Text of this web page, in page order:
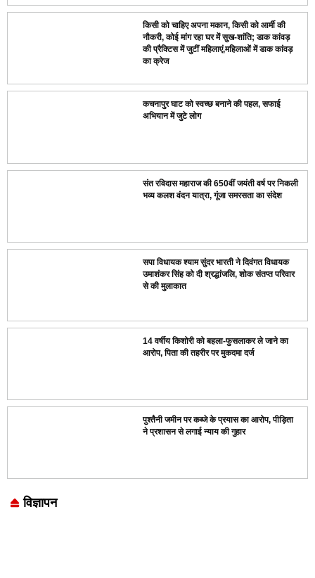
किसी को चाहिए अपना मकान, किसी को आर्मी की
नौकरी, कोई मांग रहा घर में सुख-शांति; डाक कांवड़
की प्रैक्टिस में जुटीं महिलाएं,महिलाओं में डाक कांवड़
का क्रेज
कचनापुर घाट को स्वच्छ बनाने की पहल, सफाई
अभियान में जुटे लोग
संत रविदास महाराज की 650वीं जयंती वर्ष पर निकली
भव्य कलश वंदन यात्रा, गूंजा समरसता का संदेश
सपा विधायक श्याम सुंदर भारती ने दिवंगत विधायक
उमाशंकर सिंह को दी श्रद्धांजलि, शोक संतप्त परिवार
से की मुलाकात
14 वर्षीय किशोरी को बहला-फुसलाकर ले जाने का
आरोप, पिता की तहरीर पर मुकदमा दर्ज
पुश्तैनी जमीन पर कब्जे के प्रयास का आरोप, पीड़िता
ने प्रशासन से लगाई न्याय की गुहार
विज्ञापन